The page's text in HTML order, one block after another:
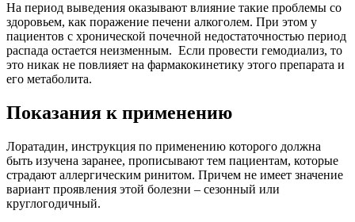
На период выведения оказывают влияние такие проблемы со
здоровьем, как поражение печени алкоголем. При этом у
пациентов с хронической почечной недостаточностью период
распада остается неизменным. Если провести гемодиализ, то
это никак не повлияет на фармакокинетику этого препарата и
его метаболита.
Показания к применению
Лоратадин, инструкция по применению которого должна
быть изучена заранее, прописывают тем пациентам, которые
страдают аллергическим ринитом. Причем не имеет значение
вариант проявления этой болезни – сезонный или
круглогодичный.